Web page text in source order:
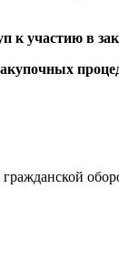
к участию в